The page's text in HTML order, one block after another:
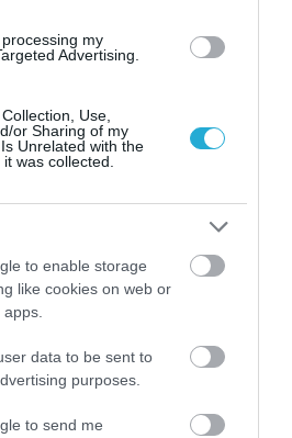
my
Advertising.
Use,
or Sharing of my
Unrelated with the
was collected.
to enable storage
like cookies on web or
data to be sent to
purposes.
to send me
μαμούθ του ΣΚΑΪ που
δικαιώματα
με Σπανούλη – LIVE η